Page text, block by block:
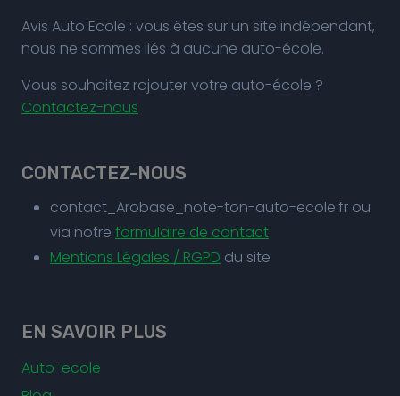
Avis Auto Ecole : vous êtes sur un site indépendant,
nous ne sommes liés à aucune auto-école.
Vous souhaitez rajouter votre auto-école ?
Contactez-nous
CONTACTEZ-NOUS
contact_Arobase_note-ton-auto-ecole.fr ou
via notre formulaire de contact
Mentions Légales / RGPD du site
EN SAVOIR PLUS
Auto-ecole